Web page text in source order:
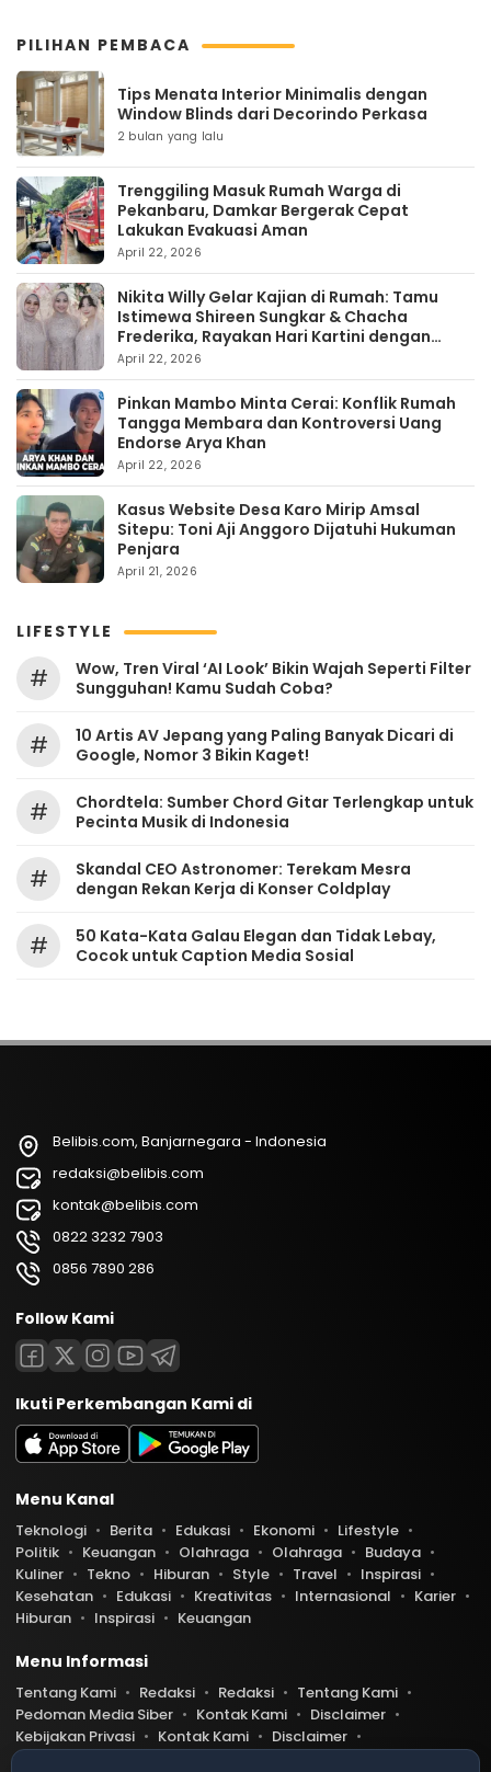
PILIHAN PEMBACA
Tips Menata Interior Minimalis dengan
Window Blinds dari Decorindo Perkasa
2 bulan yang lalu
Trenggiling Masuk Rumah Warga di
Pekanbaru, Damkar Bergerak Cepat
Lakukan Evakuasi Aman
April 22, 2026
Nikita Willy Gelar Kajian di Rumah: Tamu
Istimewa Shireen Sungkar & Chacha
Frederika, Rayakan Hari Kartini dengan
Kehangatan
April 22, 2026
Pinkan Mambo Minta Cerai: Konflik Rumah
Tangga Membara dan Kontroversi Uang
Endorse Arya Khan
April 22, 2026
Kasus Website Desa Karo Mirip Amsal
Sitepu: Toni Aji Anggoro Dijatuhi Hukuman
Penjara
April 21, 2026
LIFESTYLE
#
Wow, Tren Viral ‘AI Look’ Bikin Wajah Seperti Filter
Sungguhan! Kamu Sudah Coba?
#
10 Artis AV Jepang yang Paling Banyak Dicari di
Google, Nomor 3 Bikin Kaget!
#
Chordtela: Sumber Chord Gitar Terlengkap untuk
Pecinta Musik di Indonesia
#
Skandal CEO Astronomer: Terekam Mesra
dengan Rekan Kerja di Konser Coldplay
#
50 Kata-Kata Galau Elegan dan Tidak Lebay,
Cocok untuk Caption Media Sosial
Belibis.com, Banjarnegara - Indonesia
redaksi@belibis.com
kontak@belibis.com
0822 3232 7903
0856 7890 286
Follow Kami
Ikuti Perkembangan Kami di
Menu Kanal
Teknologi Berita Edukasi Ekonomi
Lifestyle
Politik
Keuangan Olahraga Olahraga
Budaya
Kuliner
Tekno Hiburan Style Travel
Inspirasi
Kesehatan
Edukasi Kreativitas Internasional
Karier
Hiburan
Inspirasi Keuangan
Menu Informasi
Tentang Kami Redaksi Redaksi
Tentang Kami
Pedoman Media Siber
Kontak Kami
Disclaimer
Kebijakan Privasi
Kontak Kami
Disclaimer
Pedoman Media Siber